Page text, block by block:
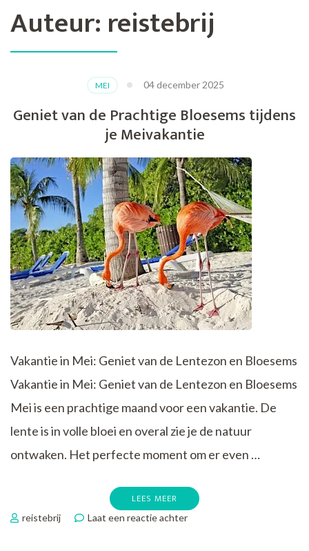
Auteur:reistebrij
MEI 04 december 2025
Geniet van de Prachtige Bloesems tijdens
je Meivakantie
Vakantie in Mei: Geniet van de Lentezon en Bloesems
Vakantie in Mei: Geniet van de Lentezon en Bloesems
Mei is een prachtige maand voor een vakantie. De
lente is in volle bloei en overal zie je de natuur
ontwaken. Het perfecte moment om er even …
LEES MEER
reistebrij Laat een reactie achterop